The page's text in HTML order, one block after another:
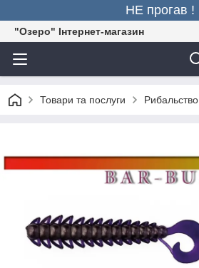
НЕ прогав !
"Озеро" Інтернет-магазин
Товари та послуги Рибальство